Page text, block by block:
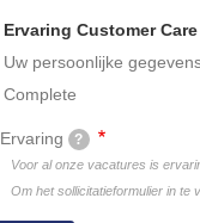
Huidige
Ervaring Customer Care
Uw persoonlijke
Complete
Ervaring ?
Voor al onze vacatures is
Om het sollicitatieformulier in te